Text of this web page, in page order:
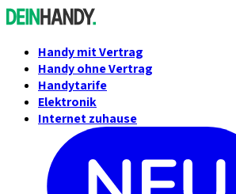
Handy mit Vertrag
Handy ohne Vertrag
Handytarife
Elektronik
Internet zuhause